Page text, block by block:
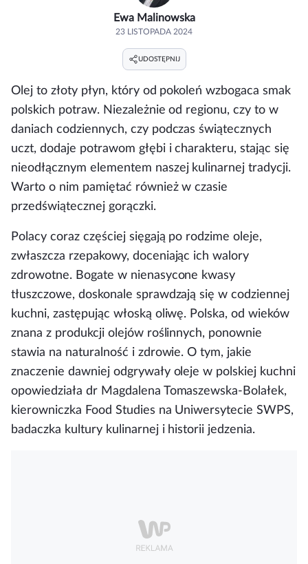
Ewa Malinowska
23 LISTOPADA 2024
UDOSTĘPNIJ
Olej to złoty płyn, który od pokoleń wzbogaca smak
polskich potraw. Niezależnie od regionu, czy to w
daniach codziennych, czy podczas świątecznych
uczt, dodaje potrawom głębi i charakteru, stając się
nieodłącznym elementem naszej kulinarnej tradycji.
Warto o nim pamiętać również w czasie
przedświątecznej gorączki.
Polacy coraz częściej sięgają po rodzime oleje,
zwłaszcza rzepakowy, doceniając ich walory
zdrowotne. Bogate w nienasycone kwasy
tłuszczowe, doskonale sprawdzają się w codziennej
kuchni, zastępując włoską oliwę. Polska, od wieków
znana z produkcji olejów roślinnych, ponownie
stawia na naturalność i zdrowie. O tym, jakie
znaczenie dawniej odgrywały oleje w polskiej kuchni
opowiedziała dr Magdalena Tomaszewska-Bolałek,
kierowniczka Food Studies na Uniwersytecie SWPS,
badaczka kultury kulinarnej i historii jedzenia.